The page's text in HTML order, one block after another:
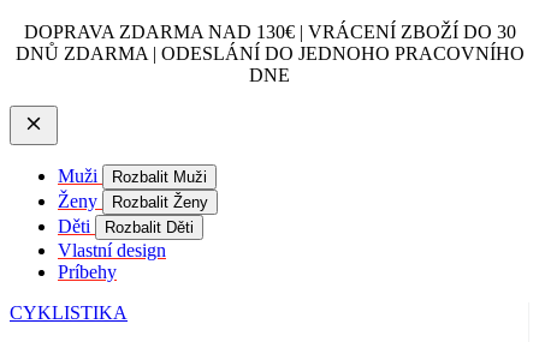
DOPRAVA ZDARMA NAD 130€ | VRÁCENÍ ZBOŽÍ DO 30
DNŮ ZDARMA | ODESLÁNÍ DO JEDNOHO PRACOVNÍHO
DNE
Muži Rozbalit Muži
Ženy Rozbalit Ženy
Děti Rozbalit Děti
Vlastní design
Príbehy
CYKLISTIKA